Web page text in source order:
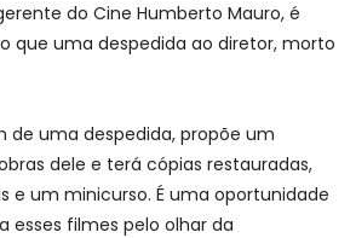
do Cine Humberto Mauro, é
que uma despedida ao diretor, morto
de uma despedida, propõe um
dele e terá cópias restauradas,
e um minicurso. É uma oportunidade
esses filmes pelo olhar da